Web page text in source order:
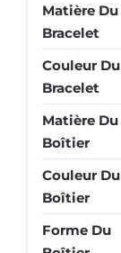
Matière Du
Bracelet
Couleur Du
Bracelet
Matière Du
Boîtier
Couleur Du
Boîtier
Forme Du